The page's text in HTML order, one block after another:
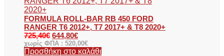
FORMULA ROLL-BAR RB 450 FORD
RANGER T6 2012+, T7 2017+ & T8 2020+
725,40€ 644,80€
χωρίς ΦΠΑ : 520,00€
Προσθήκη στο καλάθι